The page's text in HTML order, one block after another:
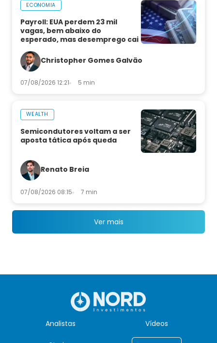
ECONOMIA
Payroll: EUA perdem 23 mil
vagas, bem abaixo do
esperado, mas desemprego cai
Christopher Gomes Galvão
07/08/2026 12:21 5 min
WEALTH
Semicondutores voltam a ser
aposta tática após queda
Renato Breia
07/08/2026 08:15 7 min
Ver mais
Analistas Vídeos